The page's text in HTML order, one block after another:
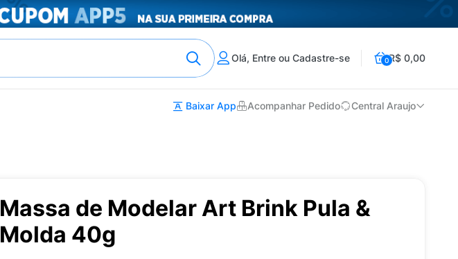
Olá, Entre ou Cadastre-se 0R$ 0,00
Baixar App Acompanhar Pedido Central Araujo
Massa de Modelar Art Brink Pula &
Molda 40g